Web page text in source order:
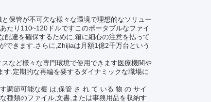
保管が不可欠な様々な環境で理想的なソリュー
たり110~120ドルですこのポータブルなファイ
配達を確保するために,箱に細心の注意を払って
できます.さらに,Zhijiaは月額1億2千万台という
など様々な専門環境で使用できます医療機関や
.定期的な再編を要するダイナミックな職場に
調節可能な棚 は,保管 さ れ て いる 物 の サイ
種類のファイル,文書,または事務用品を収納す